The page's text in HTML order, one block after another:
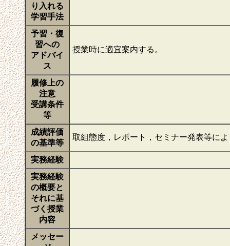
り入れる
学習手法
予習・復
習への
アドバイ
ス
授業時に適宜案内する。
履修上の
注意
受講条件
等
成績評価
の基準等
取組態度，レポート，セミナー発表等に
実務経験
実務経験
の概要と
それに基
づく授業
内容
メッセー